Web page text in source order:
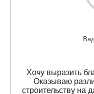
Хочу выразить
Оказываю
строительству на